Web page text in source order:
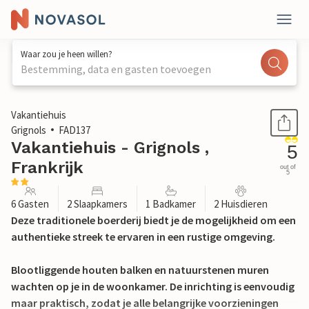
Waar zou je heen willen?
Bestemming, data en gasten toevoegen
1 / 20
Vakantiehuis
Grignols
FAD137
Vakantiehuis - Grignols ,
Frankrijk
5
out of
5
6 Gasten 2 Slaapkamers 1 Badkamer 2 Huisdieren
Deze traditionele boerderij biedt je de mogelijkheid om een
authentieke streek te ervaren in een rustige omgeving.
Blootliggende houten balken en natuurstenen muren
wachten op je in de woonkamer. De inrichting is eenvoudig
maar praktisch, zodat je alle belangrijke voorzieningen